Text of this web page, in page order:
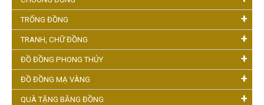
TRỐNG ĐỒNG
TRANH, CHỮ ĐỒNG
ĐỒ ĐỒNG PHONG THỦY
ĐỒ ĐỒNG MẠ VÀNG
QUÀ TẶNG BẰNG ĐỒNG